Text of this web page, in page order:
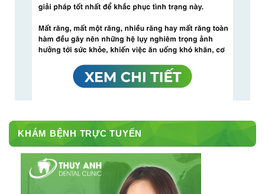
KHÁM BỆNH TRỰC TUYẾN